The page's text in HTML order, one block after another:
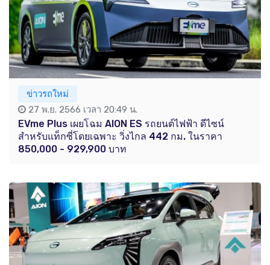
ข่าวรถใหม่
27 พ.ย. 2566 เวลา 20:49 น.
EVme Plus เผยโฉม AION ES รถยนต์ไฟฟ้า ดีไซน์
สำหรับแท็กซี่โดยเฉพาะ วิ่งไกล 442 กม. ในราคา
850,000 - 929,900 บาท